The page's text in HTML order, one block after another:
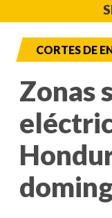
CORTES DE
Zonas